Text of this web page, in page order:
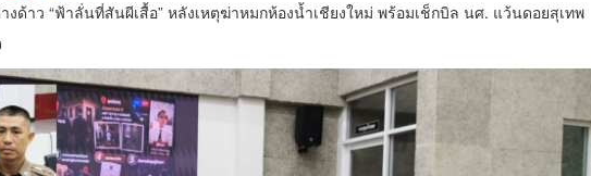
งด้าว “ฟ้าลั่นที่สันผีเสื้อ” หลังเหตุฆ่าหมกห้องน้ำเชียงใหม่ พร้อมเช็กบิล นศ. แว้นดอยสุเทพ